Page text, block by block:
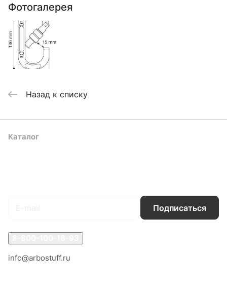
Фотогалерея
Назад к списку
Каталог
Подписаться
info@arbostuff.ru